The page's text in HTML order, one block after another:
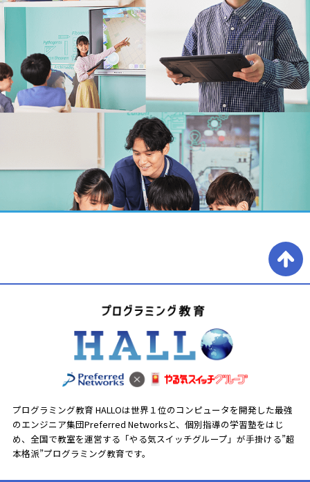
プログラミング教育 HALLOは世界１位のコンピュータを開発した最強
のエンジニア集団Preferred Networksと、 個別指導の学習塾をはじ
め、全国で教室を運営する「やる気スイッチグループ」が手掛ける”超
本格派”プログラミング教育です。